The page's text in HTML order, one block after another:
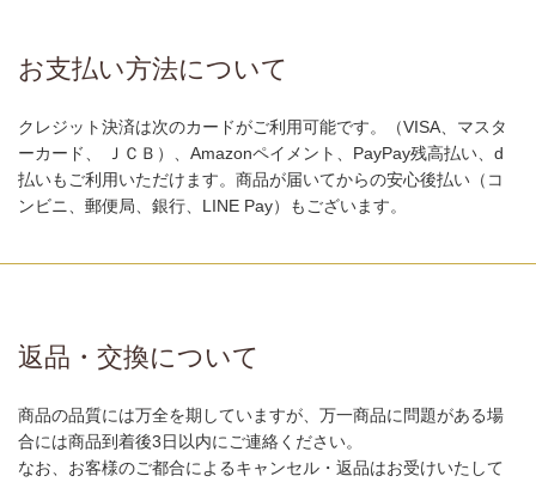
お支払い方法について
クレジット決済は次のカードがご利用可能です。（VISA、マスタ
ーカード、 ＪＣＢ）、Amazonペイメント、PayPay残高払い、d
払いもご利用いただけます。商品が届いてからの安心後払い（コ
ンビニ、郵便局、銀行、LINE Pay）もございます。
返品・交換について
商品の品質には万全を期していますが、万一商品に問題がある場
合には商品到着後3日以内にご連絡ください。
なお、お客様のご都合によるキャンセル・返品はお受けいたして